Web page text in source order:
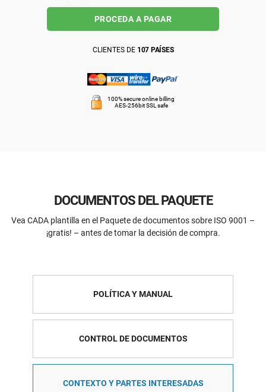
PROCEDA A PAGAR
CLIENTES DE 107 PAÍSES
100% secure online billing
AES-256bit SSL safe
DOCUMENTOS DEL PAQUETE
Vea CADA plantilla en el Paquete de documentos sobre ISO 9001 –
¡gratis! – antes de tomar la decisión de compra.
POLÍTICA Y MANUAL
CONTROL DE DOCUMENTOS
CONTEXTO Y PARTES INTERESADAS